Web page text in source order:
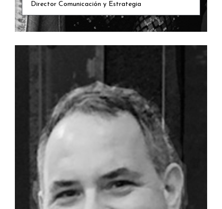
Director Comunicación y Estrategia